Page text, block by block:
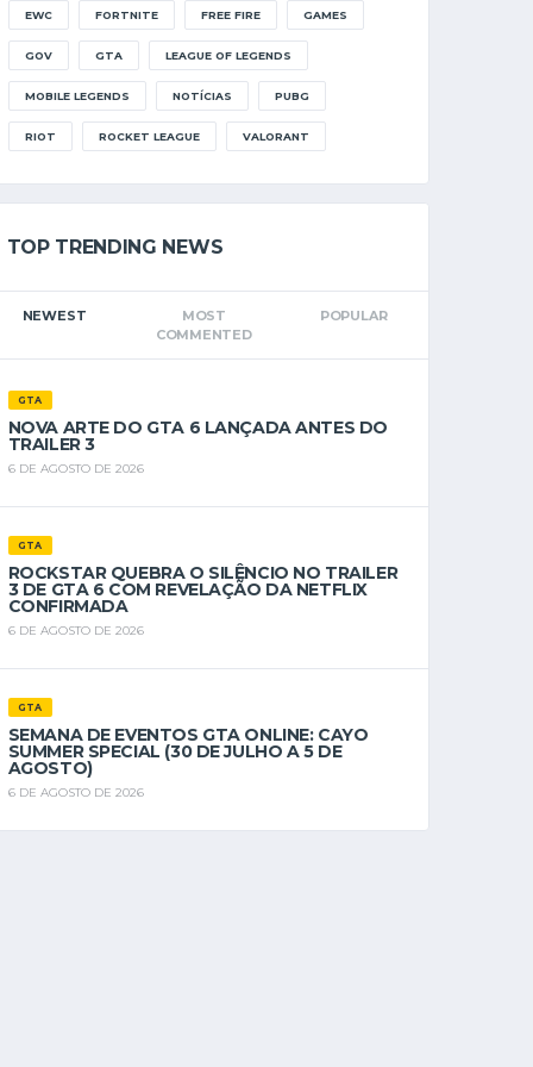
EWC FORTNITE FREE FIRE GAMES
GOV GTA LEAGUE OF LEGENDS
MOBILE LEGENDS NOTÍCIAS PUBG
RIOT ROCKET LEAGUE VALORANT
TOP TRENDING NEWS
NEWEST
MOST
COMMENTED
POPULAR
GTA
NOVA ARTE DO GTA 6 LANÇADA ANTES DO
TRAILER 3
6 DE AGOSTO DE 2026
GTA
ROCKSTAR QUEBRA O SILÊNCIO NO TRAILER
3 DE GTA 6 COM REVELAÇÃO DA NETFLIX
CONFIRMADA
6 DE AGOSTO DE 2026
GTA
SEMANA DE EVENTOS GTA ONLINE: CAYO
SUMMER SPECIAL (30 DE JULHO A 5 DE
AGOSTO)
6 DE AGOSTO DE 2026